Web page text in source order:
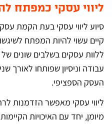
ליווי עסקי כמפתח
סיוע ליווי עסקי בעת הקמת
קיים עשוי להיות המפתח
ללוות עסקים בשלבים שונים
עבודה וניסיון שפותחו לאורך
העסק הספציפי.
ליווי עסקי מאפשר הזדמנות
מיומן, יחד עם האיכויות